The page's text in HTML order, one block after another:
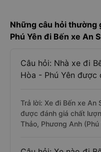
Những câu hỏi thường
Phú Yên đi Bến xe An
Câu hỏi: Nhà xe đi
Hòa - Phú Yên
Trả lời: Xe đi Bến xe An
được đánh giá chất
Thảo, Phương Anh